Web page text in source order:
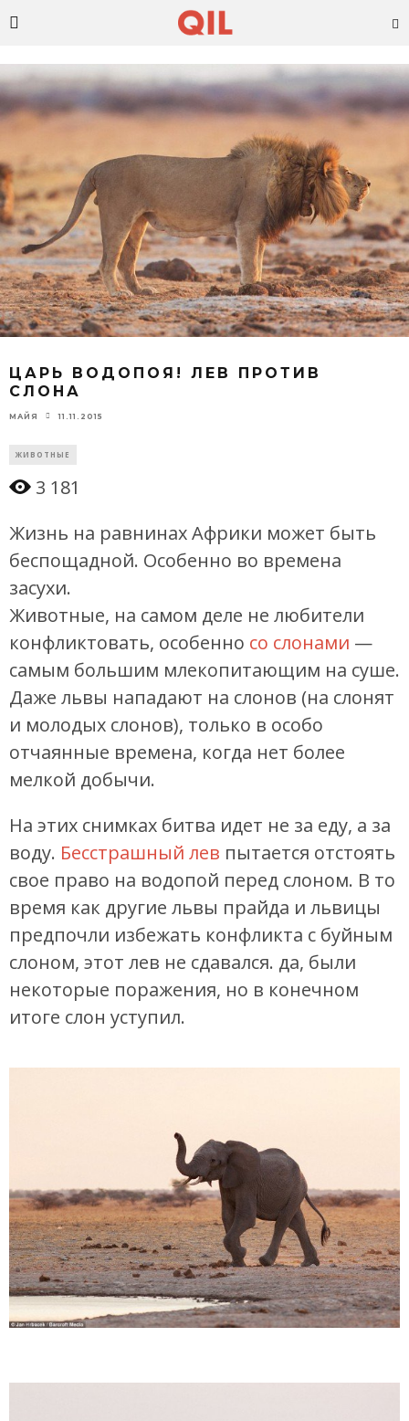
ЦАРЬ ВОДОПОЯ! ЛЕВ ПРОТИВ
СЛОНА
МАЙЯ 11.11.2015
ЖИВОТНЫЕ
3 181
Жизнь на равнинах Африки может быть
беспощадной. Особенно во времена
засухи.
Животные, на самом деле не любители
конфликтовать, особенно со слонами —
самым большим млекопитающим на суше.
Даже львы нападают на слонов (на слонят
и молодых слонов), только в особо
отчаянные времена, когда нет более
мелкой добычи.
На этих снимках битва идет не за еду, а за
воду. Бесстрашный лев пытается отстоять
свое право на водопой перед слоном. В то
время как другие львы прайда и львицы
предпочли избежать конфликта с буйным
слоном, этот лев не сдавался. да, были
некоторые поражения, но в конечном
итоге слон уступил.